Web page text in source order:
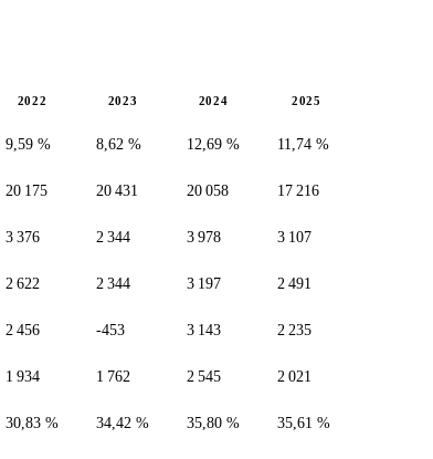
2022 2023 2024 2025
9,59 % 8,62 % 12,69 % 11,74 %
20 175 20 431 20 058 17 216
3 376 2 344 3 978 3 107
2 622 2 344 3 197 2 491
2 456 -453 3 143 2 235
1 934 1 762 2 545 2 021
30,83 % 34,42 % 35,80 % 35,61 %